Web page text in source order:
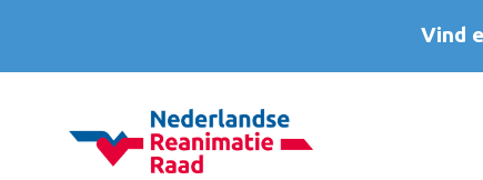
Vind